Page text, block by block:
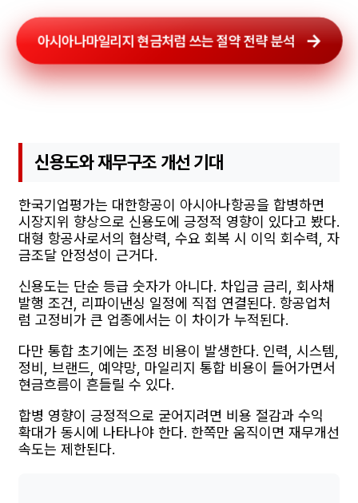
아시아나마일리지 현금처럼 쓰는 절약 전략 분석
신용도와 재무구조 개선 기대
한국기업평가는 대한항공이 아시아나항공을 합병하면
시장지위 향상으로 신용도에 긍정적 영향이 있다고 봤다.
대형 항공사로서의 협상력, 수요 회복 시 이익 회수력, 자
금조달 안정성이 근거다.
신용도는 단순 등급 숫자가 아니다. 차입금 금리, 회사채
발행 조건, 리파이낸싱 일정에 직접 연결된다. 항공업처
럼 고정비가 큰 업종에서는 이 차이가 누적된다.
다만 통합 초기에는 조정 비용이 발생한다. 인력, 시스템,
정비, 브랜드, 예약망, 마일리지 통합 비용이 들어가면서
현금흐름이 흔들릴 수 있다.
합병 영향이 긍정적으로 굳어지려면 비용 절감과 수익
확대가 동시에 나타나야 한다. 한쪽만 움직이면 재무개선
속도는 제한된다.